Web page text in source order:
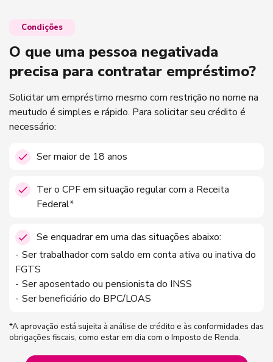
Condições
O que uma pessoa negativada
precisa para contratar empréstimo?
Solicitar um empréstimo mesmo com restrição no nome na
meutudo é simples e rápido. Para solicitar seu crédito é
necessário:
Ser maior de 18 anos
Ter o CPF em situação regular com a Receita
Federal*
Se enquadrar em uma das situações abaixo:
Ser trabalhador com saldo em conta ativa ou inativa do
FGTS
Ser aposentado ou pensionista do INSS
Ser beneficiário do BPC/LOAS
*A aprovação está sujeita à análise de crédito e às conformidades das
obrigações fiscais, como estar em dia com o Imposto de Renda.